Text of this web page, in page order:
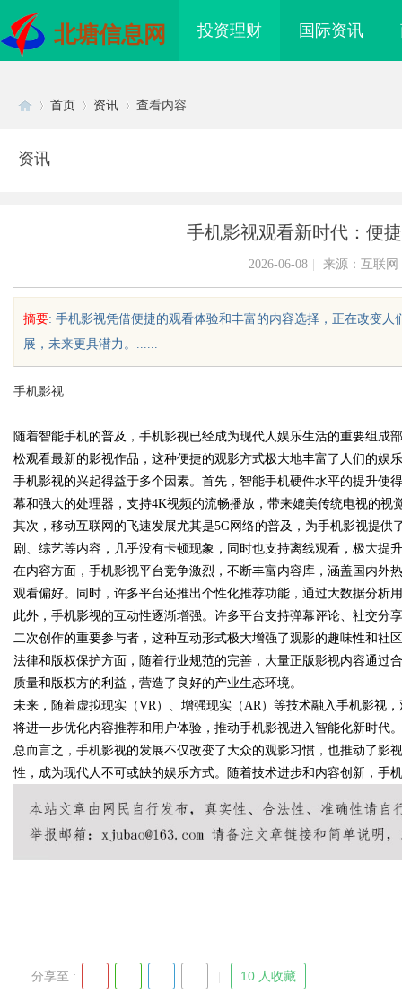
北塘信息网 投资理财 国际资讯
uz
!
首页 资讯 查看内容
资讯
手机影视观看新时代：便
2026-06-08 来源：互联网
摘要: 手机影视凭借便捷的观看体验和丰富的内容选择，正在改变
展，未来更具潜力。......
手机影视
随着智能手机的普及，手机影视已经成为现代人娱乐生活的重要组成
松观看最新的影视作品，这种便捷的观影方式极大地丰富了人们的娱
手机影视的兴起得益于多个因素。首先，智能手机硬件水平的提升使
幕和强大的处理器，支持4K视频的流畅播放，带来媲美传统电视的视
其次，移动互联网的飞速发展尤其是5G网络的普及，为手机影视提
剧、综艺等内容，几乎没有卡顿现象，同时也支持离线观看，极大提
在内容方面，手机影视平台竞争激烈，不断丰富内容库，涵盖国内外
观看偏好。同时，许多平台还推出个性化推荐功能，通过大数据分析
此外，手机影视的互动性逐渐增强。许多平台支持弹幕评论、社交分
二次创作的重要参与者，这种互动形式极大增强了观影的趣味性和社
法律和版权保护方面，随着行业规范的完善，大量正版影视内容通过
质量和版权方的利益，营造了良好的产业生态环境。
未来，随着虚拟现实（VR）、增强现实（AR）等技术融入手机影视
将进一步优化内容推荐和用户体验，推动手机影视进入智能化新时代。
总而言之，手机影视的发展不仅改变了大众的观影习惯，也推动了影
性，成为现代人不可或缺的娱乐方式。随着技术进步和内容创新，手
分享至 : 10 人收藏
万年！久匠量身定制
是你整张脸的点睛之
生的气质加分项